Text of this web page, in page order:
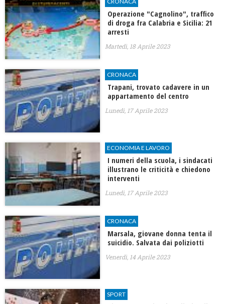
Operazione "Cagnolino", traffico
di droga fra Calabria e Sicilia: 21
arresti
Martedì, 18 Aprile 2023
CRONACA
Trapani, trovato cadavere in un
appartamento del centro
Lunedì, 17 Aprile 2023
ECONOMIA E LAVORO
I numeri della scuola, i sindacati
illustrano le criticità e chiedono
interventi
Lunedì, 17 Aprile 2023
CRONACA
Marsala, giovane donna tenta il
suicidio. Salvata dai poliziotti
Venerdì, 14 Aprile 2023
SPORT